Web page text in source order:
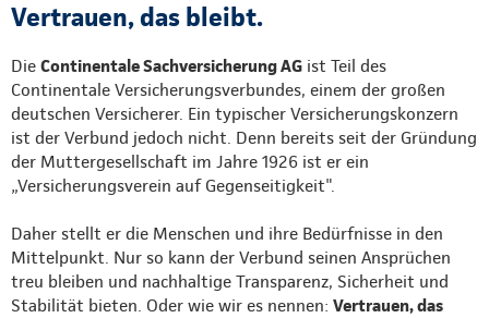
Vertrauen, das bleibt.
Die Continentale Sachversicherung AG ist Teil des
Continentale Versicherungsverbundes, einem der großen
deutschen Versicherer. Ein typischer Versicherungskonzern
ist der Verbund jedoch nicht. Denn bereits seit der Gründung
der Muttergesellschaft im Jahre 1926 ist er ein
„Versicherungsverein auf Gegenseitigkeit".
Daher stellt er die Menschen und ihre Bedürfnisse in den
Mittelpunkt. Nur so kann der Verbund seinen Ansprüchen
treu bleiben und nachhaltige Transparenz, Sicherheit und
Stabilität bieten. Oder wie wir es nennen: Vertrauen, das